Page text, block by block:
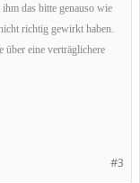
das bitte genauso wie
richtig gewirkt haben.
eine verträglichere
#3